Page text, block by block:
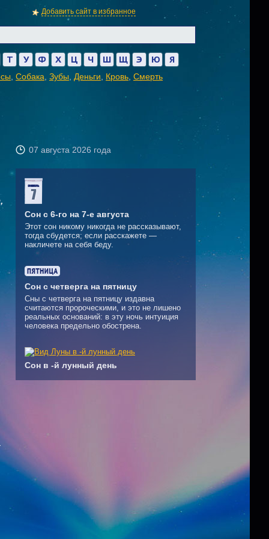
Добавить сайт в избранное
Т У Ф Х Ц Ч Ш Щ Э Ю Я
Собака Зубы Деньги Кровь Смерть
07 августа 2026 года
Сон с 6-го на 7-е августа
Этот сон никому никогда не рассказывают,
тогда сбудется; если расскажете —
накличете на себя беду.
Сон с четверга на пятницу
Сны с четверга на пятницу издавна
считаются пророческими, и это не лишено
реальных оснований: в эту ночь интуиция
человека предельно обострена.
Сон в -й лунный день